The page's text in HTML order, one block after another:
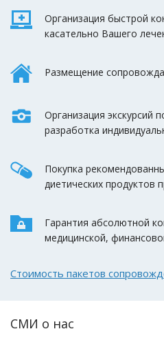
Организация быстрой
касательно Вашего
Размещение
Организация экскурсий
разработка
Покупка
диетических продуктов
Гарантия абсолютной
медицинской,
Стоимость пакетов
СМИ о нас